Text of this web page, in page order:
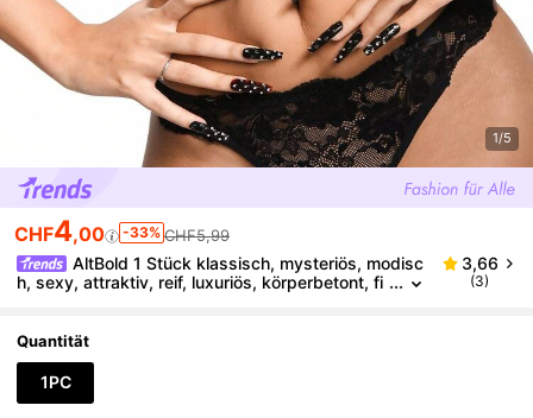
1/5
CHF4,00 -33% CHF5,99
AltBold 1 Stück klassisch, mysteriös, modisc
h, sexy, attraktiv, reif, luxuriös, körperbetont, fi
räger BH-Top Damen Wäsche Set
3,66
(3)
Quantität
1PC